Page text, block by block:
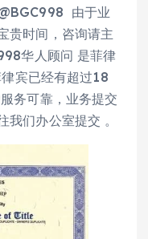
由于业
贵时间，咨询请主
华人顾问 是菲律
宾已经有超过18
务可靠，业务提交
们办公室提交 。